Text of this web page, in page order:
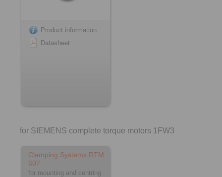
Product information
Datasheet
for SIEMENS complete torque motors 1FW3
Clamping Systems RTM
607
for mounting and centring